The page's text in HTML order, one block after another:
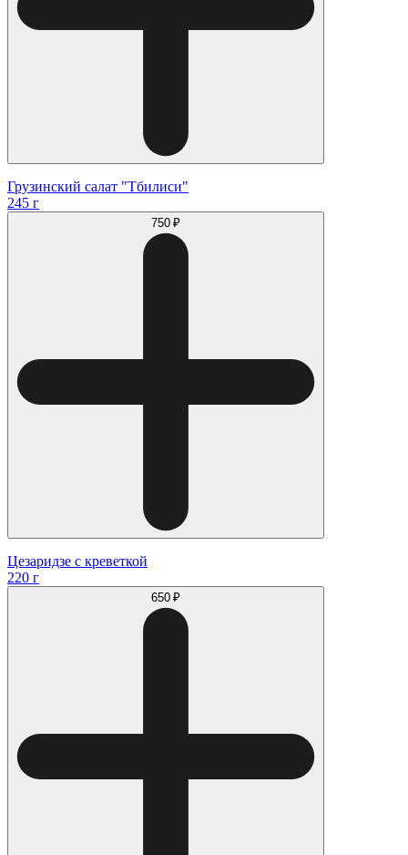
Грузинский салат "Тбилиси"
245 г
750 ₽
Цезаридзе с креветкой
220 г
650 ₽